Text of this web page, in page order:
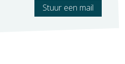
Stuur een mail